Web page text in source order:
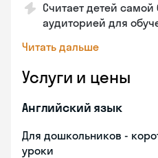
Считает детей самой
аудиторией для
Читать дальше
Услуги и цены
Английский язык
Для дошкольников -
уроки